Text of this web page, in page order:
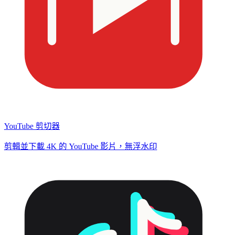
YouTube 剪切器
剪輯並下載 4K 的 YouTube 影片，無浮水印